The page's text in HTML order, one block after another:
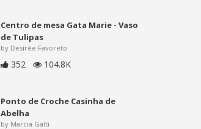
Centro de mesa Gata Marie - Vaso
de Tulipas
by Desirèe Favoreto
352 104.8K
Ponto de Croche Casinha de
Abelha
by Marcia Galti